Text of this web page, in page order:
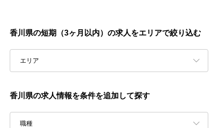
香川県の短期（3ヶ月以内）の求人をエリアで絞り込む
エリア
香川県の求人情報を条件を追加して探す
職種